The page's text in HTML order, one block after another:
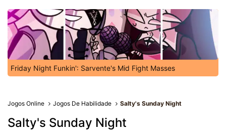
Friday Night Funkin': Sarvente's Mid Fight Masses
Jogos Online Jogos De Habilidade Salty's Sunday Night
Salty's Sunday Night